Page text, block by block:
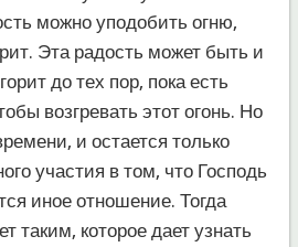
можно уподобить огню,
Эта радость может быть и
до тех пор, пока есть
возгревать этот огонь. Но
и остается только
участия в том, что Господь
иное отношение. Тогда
таким, которое дает узнать